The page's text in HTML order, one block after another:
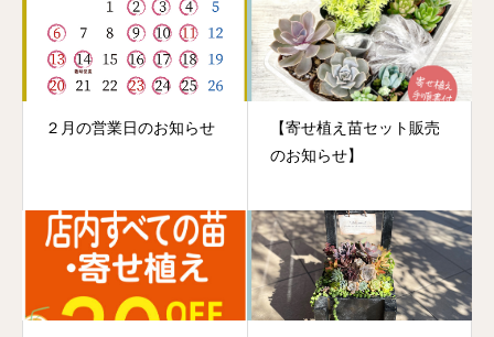
２月の営業日のお知らせ
【寄せ植え苗セット販売
のお知らせ】